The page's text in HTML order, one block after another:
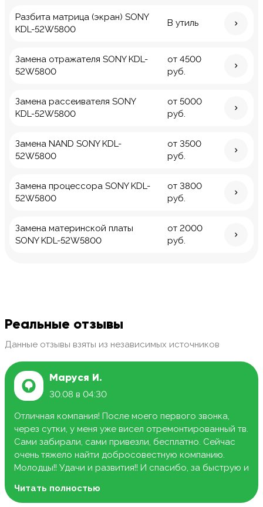
Разбита матрица (экран) SONY
KDL-52W5800
В утиль
Замена отражателя SONY KDL-
52W5800
от 4500
руб.
Замена рассеивателя SONY
KDL-52W5800
от 5000
руб.
Замена NAND SONY KDL-
52W5800
от 3500
руб.
Замена процессора SONY KDL-
52W5800
от 3800
руб.
Замена материнской платы
SONY KDL-52W5800
от 2000
руб.
Реальные отзывы
Данные отзывы взяты из независимых источников
Маруся И.
30.08 в 04:30
Отличная компания! После моего первого звонка,
через сутки, у меня уже висел отремонтированный тв.
Сами забирали, сами привезли, бесплатно. Сейчас
очень тяжело найти добросовестную компанию.
Молодцы!! Удачи и развития!! И спасибо, за быструю и
Читать полностью